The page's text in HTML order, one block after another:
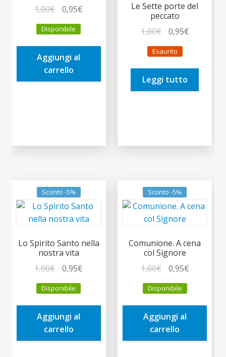
1,00€
prezzo
originale
era:
1,00€.
0,95€
è:
Disponibile
Aggiungi al
carrello
Le Sette porte del
peccato
1,00€
prezzo
originale
era:
1,00€.
0,95€Il
è:
Esaurito
Leggi tutto
Sconto -5%
Lo Spirito Santo nella
nostra vita
1,00€
prezzo
originale
era:
1,00€.
0,95€
è:
Disponibile
Aggiungi al
carrello
Sconto -5%
Comunione. A cena
col Signore
1,00€
prezzo
originale
era:
1,00€.
0,95€Il
è:
Disponibile
Aggiungi al
carrello